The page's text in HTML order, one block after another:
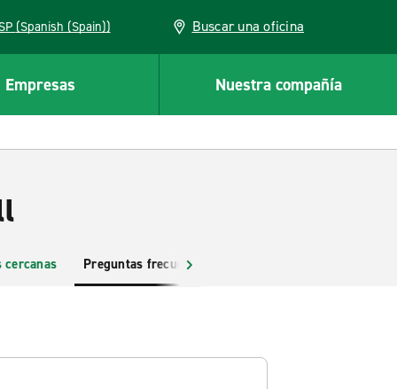
ESP (Spanish (Spain)) Buscar una oficina
Empresas Nuestra compañía
cercanas Preguntas frecuentes